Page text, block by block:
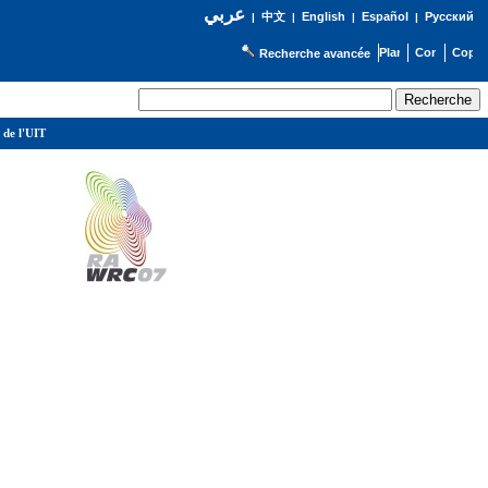
عربي| 中文| English | Español | Русский
Recherche avancée
de l'UIT